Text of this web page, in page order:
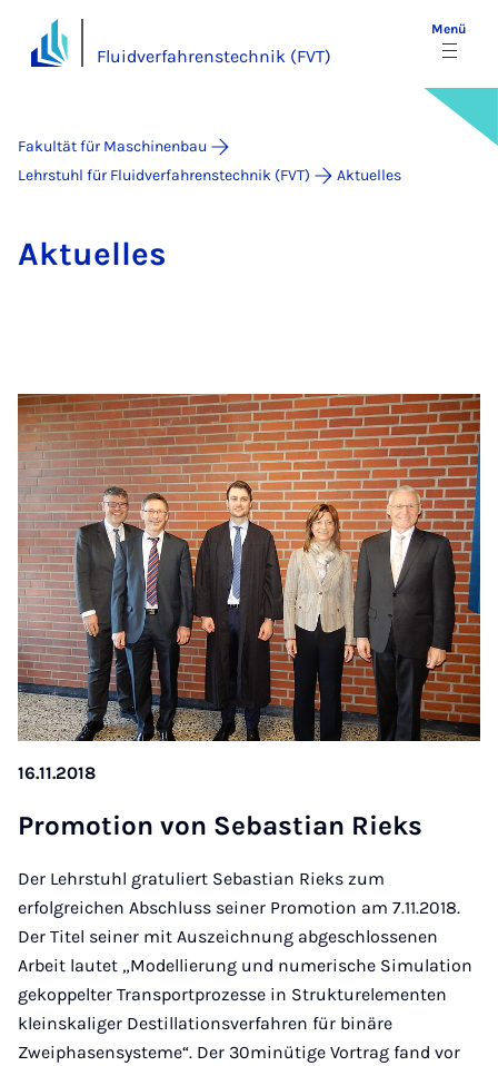
Fluidverfahrenstechnik (FVT)
Menü
Fakultät für Maschinenbau
Lehrstuhl für Fluidverfahrenstechnik (FVT)
Aktuelles
Ak­tu­el­les
16.11.2018
Pro­mo­ti­on von Se­bas­ti­an Rieks
Der Lehrstuhl gratuliert Sebastian Rieks zum
erfolgreichen Abschluss seiner Promotion am 7.11.2018.
Der Titel seiner mit Auszeichnung abgeschlossenen
Arbeit lautet „Modellierung und numerische Simulation
gekoppelter Transportprozesse in Strukturelementen
kleinskaliger Destillationsverfahren für binäre
Zweiphasensysteme“. Der 30minütige Vortrag fand vor